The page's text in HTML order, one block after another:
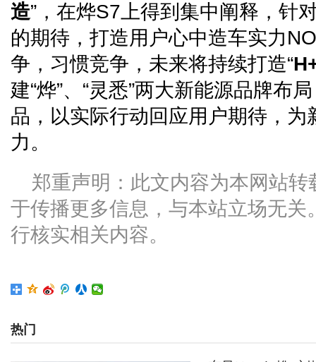
造”，在烨S7上得到集中阐释，针
的期待，打造用户心中造车实力
争，习惯竞争，未来将持续打造“
建“烨”、“灵悉”两大新能源品牌布
品，以实际行动回应用户期待，为
力。
郑重声明：此文内容为本网站
于传播更多信息，与本站立场无关
行核实相关内容。
热门